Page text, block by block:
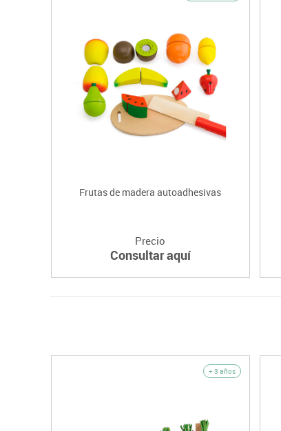
Frutas de madera autoadhesivas
Precio
Consultar aquí
+ 3 años